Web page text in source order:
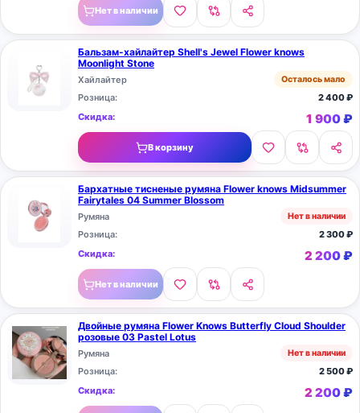
Нет в наличии
Бальзам-хайлайтер Shell's Jewel Flower knows
Moonlight Stone
Хайлайтер Осталось мало
Розница: 2 400₽
Скидка:
1 900₽
В корзину
Бархатные тисненые румяна Flower knows Midsummer
Fairytales 04 Summer Blossom
Румяна Нет в наличии
Розница: 2 300₽
Скидка:
2 200₽
Нет в наличии
Двойные румяна Flower Knows Butterfly Cloud Shoulder
розовые 03 Pastel Lotus
Румяна Нет в наличии
Розница: 2 500₽
Скидка:
2 200₽